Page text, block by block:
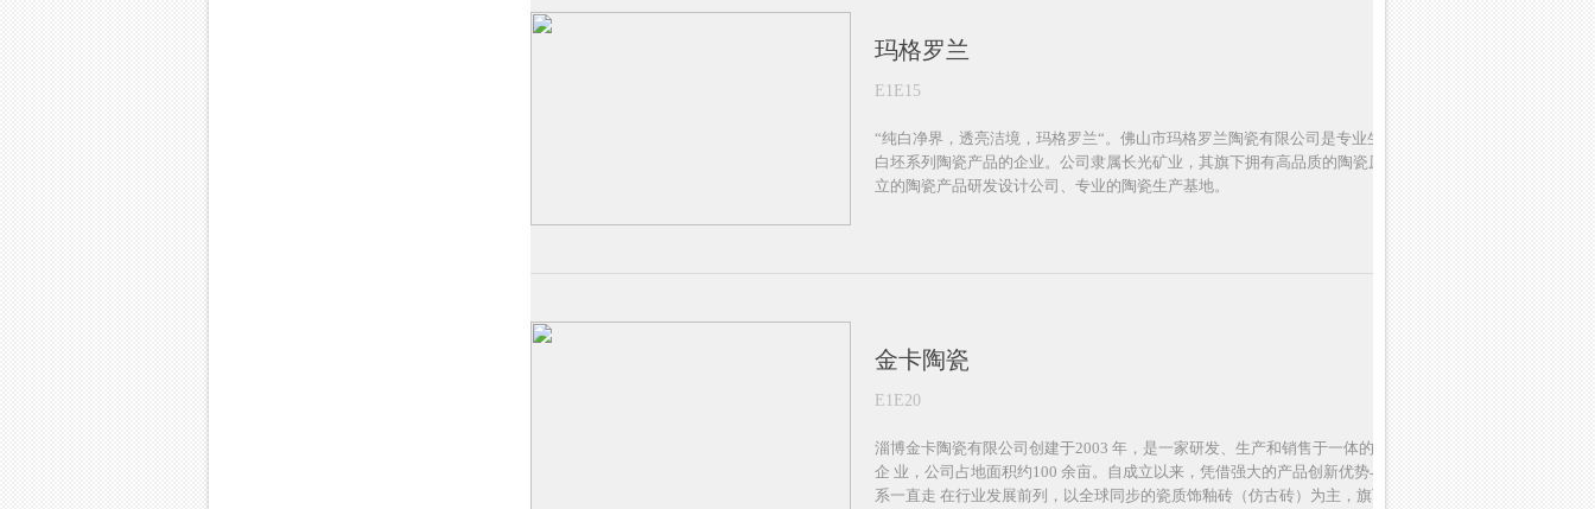
玛格罗兰
E1E15
“纯白净界，透亮洁境，玛格罗兰“。佛山市玛格罗兰陶瓷有限公司是专业生产和销售超
白坯系列陶瓷产品的企业。公司隶属长光矿业，其旗下拥有高品质的陶瓷原料矿山、独
立的陶瓷产品研发设计公司、专业的陶瓷生产基地。
金卡陶瓷
E1E20
淄博金卡陶瓷有限公司创建于2003 年，是一家研发、生产和销售于一体的现代建陶生产
企 业，公司占地面积约100 余亩。自成立以来，凭借强大的产品创新优势与企业发展体
系一直走 在行业发展前列，以全球同步的瓷质饰釉砖（仿古砖）为主，旗下拥有GC 金